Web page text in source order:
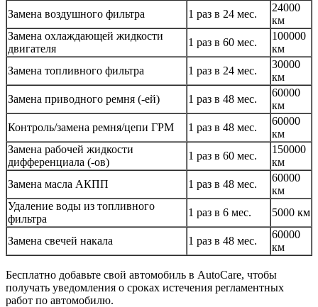
Замена воздушного фильтра
1 раз в 24 мес.
24000
км
Замена охлаждающей жидкости
двигателя
1 раз в 60 мес.
100000
км
Замена топливного фильтра
1 раз в 24 мес.
30000
км
Замена приводного ремня (-ей)
1 раз в 48 мес.
60000
км
Контроль/замена ремня/цепи ГРМ
1 раз в 48 мес.
60000
км
Замена рабочей жидкости
дифференциала (-ов)
1 раз в 60 мес.
150000
км
Замена масла АКПП
1 раз в 48 мес.
60000
км
Удаление воды из топливного
фильтра
1 раз в 6 мес. 5000 км
Замена свечей накала 1 раз в 48 мес.
60000
км
Бесплатно добавьте свой автомобиль в AutoCare, чтобы
получать уведомления о сроках истечения регламентных
работ по автомобилю.